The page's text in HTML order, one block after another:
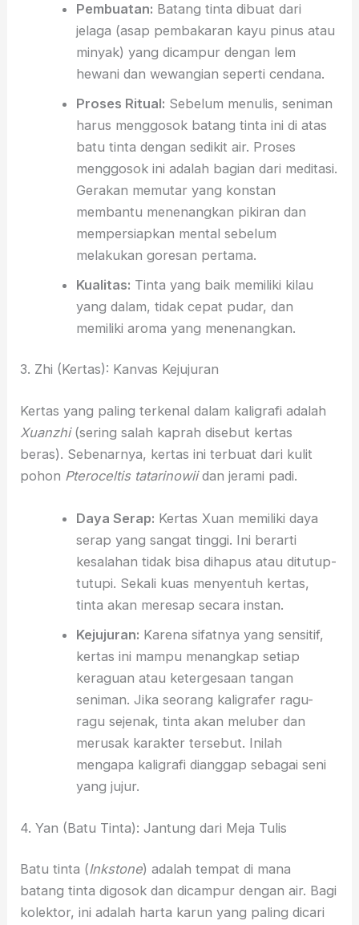
Pembuatan: Batang tinta dibuat dari
jelaga (asap pembakaran kayu pinus atau
minyak) yang dicampur dengan lem
hewani dan wewangian seperti cendana.
Proses Ritual: Sebelum menulis, seniman
harus menggosok batang tinta ini di atas
batu tinta dengan sedikit air. Proses
menggosok ini adalah bagian dari meditasi.
Gerakan memutar yang konstan
membantu menenangkan pikiran dan
mempersiapkan mental sebelum
melakukan goresan pertama.
Kualitas: Tinta yang baik memiliki kilau
yang dalam, tidak cepat pudar, dan
memiliki aroma yang menenangkan.
3. Zhi (Kertas): Kanvas Kejujuran
Kertas yang paling terkenal dalam kaligrafi adalah
Xuanzhi(sering salah kaprah disebut kertas
beras). Sebenarnya, kertas ini terbuat dari kulit
pohon Pteroceltis tatarinowiidan jerami padi.
Daya Serap: Kertas Xuan memiliki daya
serap yang sangat tinggi. Ini berarti
kesalahan tidak bisa dihapus atau ditutup-
tutupi. Sekali kuas menyentuh kertas,
tinta akan meresap secara instan.
Kejujuran: Karena sifatnya yang sensitif,
kertas ini mampu menangkap setiap
keraguan atau ketergesaan tangan
seniman. Jika seorang kaligrafer ragu-
ragu sejenak, tinta akan meluber dan
merusak karakter tersebut. Inilah
mengapa kaligrafi dianggap sebagai seni
yang jujur.
4. Yan (Batu Tinta): Jantung dari Meja Tulis
Batu tinta (Inkstone) adalah tempat di mana
batang tinta digosok dan dicampur dengan air. Bagi
kolektor, ini adalah harta karun yang paling dicari